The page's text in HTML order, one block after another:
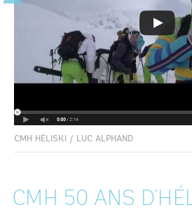
CMH HÉLISKI / LUC ALPHAND
CMH 50 ANS